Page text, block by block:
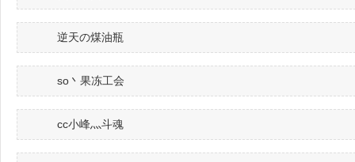
逆天の煤油瓶
so丶果冻工会
cc小峰灬斗魂